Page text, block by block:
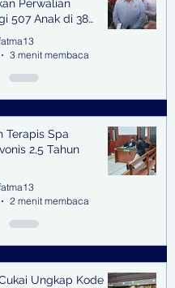
Perwalian
507 Anak di 38
Kota
3 menit membaca
Terapis Spa
2,5 Tahun
2 menit membaca
Ungkap Kode